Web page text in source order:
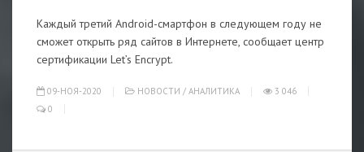
Каждый третий Android-смартфон в следующем году не
сможет открыть ряд сайтов в Интернете, сообщает центр
сертификации Let’s Encrypt.
09-НОЯ-2020 НОВОСТИ / АНАЛИТИКА
3 046
0